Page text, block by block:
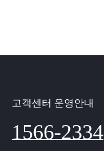
고객센터 운영안내
1566-2334